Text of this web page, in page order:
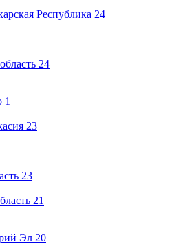
Республика 24
24
1
23
23
21
Эл 20